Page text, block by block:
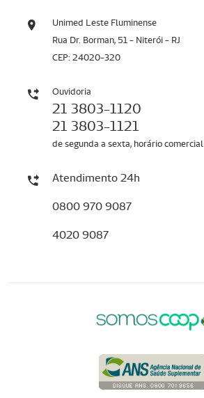
Unimed Leste Fluminense
Rua Dr. Borman, 51 - Niterói - RJ
CEP: 24020-320
Ouvidoria
21 3803-1120
21 3803-1121
de segunda a sexta, horário comercial
Atendimento 24h
0800 970 9087
4020 9087